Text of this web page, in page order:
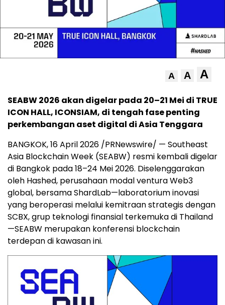
A A A
SEABW 2026 akan digelar pada 20–21 Mei di TRUE
ICON HALL, ICONSIAM, di tengah fase penting
perkembangan aset digital di Asia Tenggara
BANGKOK, 16 April 2026 /PRNewswire/ — Southeast
Asia Blockchain Week (SEABW) resmi kembali digelar
di Bangkok pada 18–24 Mei 2026. Diselenggarakan
oleh Hashed, perusahaan modal ventura Web3
global, bersama ShardLab—laboratorium inovasi
yang beroperasi melalui kemitraan strategis dengan
SCBX, grup teknologi finansial terkemuka di Thailand
—SEABW merupakan konferensi blockchain
terdepan di kawasan ini.